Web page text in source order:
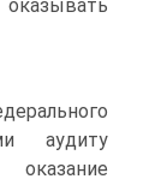
аудиту